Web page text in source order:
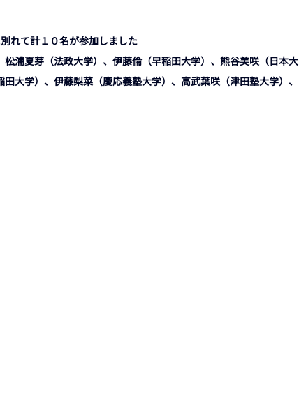
れて計１０名が参加しました
浦夏芽（法政大学）、伊藤倫（早稲田大学）、熊谷美咲（日本大
大学）、伊藤梨菜（慶応義塾大学）、高武葉咲（津田塾大学）、